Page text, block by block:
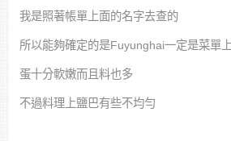
我是照著帳單上面的名字去查的
所以能夠確定的是Fuyunghai一定是菜單
蛋十分軟嫩而且料也多
不過料理上鹽巴有些不均勻